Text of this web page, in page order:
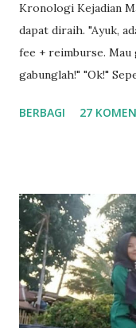
Kronologi Kejadian
dapat diraih. "Ayuk,
fee + reimburse. Mau
gabunglah!" "Ok!"
jika ada info job yang
kemudian grup
termasuk adikku -
mulai dari jenis
+ sarung, sarimbit
yang dipesan, hingga
meyakinkan jika
BERBAGI 27